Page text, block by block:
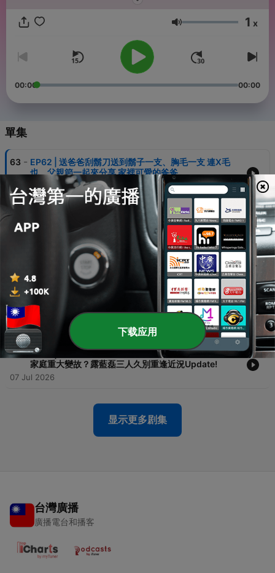
https://www.facebook.com/nothingfxxktosay 合作邀約 |
音量 1 x
00:00 00:00
單集
63 - EP62 | 送爸爸刮鬍刀送到鬍子一支、胸毛一支 連X毛
也… 父親節一起來分享 家裡可愛的爸爸
04 Aug 2026
62
EP61｜【大磊回來了】誰是老歌王？🎤 國台英語金曲
挑戰 你會唱幾首？！
28 Jul 2026
EP60 |【大磊回來了】職場老鳥VS新人！一見如故，還
是攻防戰正式開打？💼⚔️
21 Jul 2026
60 - EP59｜英國調查顯示1/4的人從來不接電話 訊息變成現
在工作自保的工具 現代人訊息社交禮儀
15 Jul 2026
59 - EP58 |【大磊回來了】走金曲紅毯？泰國旅遊被下藥？
家庭重大變故？露藍磊三人久別重逢近況Update!
07 Jul 2026
显示更多剧集
台灣廣播
廣播電台和播客
下载应用